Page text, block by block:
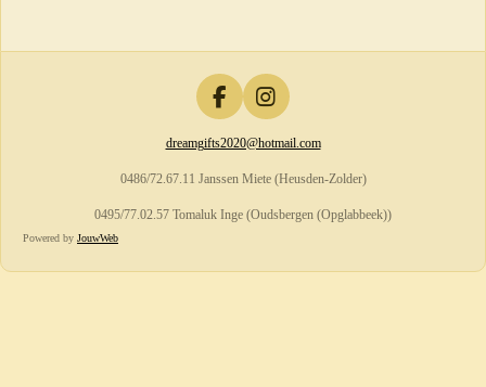
F
a
c
b
o
I
n
s
a
g
m
dreamgifts2020@hotmail.com
0486/72.67.11 Janssen Miete (Heusden-Zolder)
0495/77.02.57 Tomaluk Inge (Oudsbergen (Opglabbeek))
Powered by JouwWeb